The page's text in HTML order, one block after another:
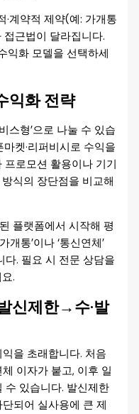
·계약적 제약(예: 가개통
근법이 달라집니다.
익화 모델을 선택하세
익화 전략
스형’으로 나눌 수 있습
켓·리퍼비시로 수익을
프로모션 활용이나 기기
식의 장단점을 비교해
플랫폼에서 시작해 평
개통’이나 ‘통신연체’
다. 필요 시 전문 상담을
.
신제한→수·발
을 초래합니다. 처음
이자가 붙고, 이후 일
수 있습니다. 발신제한
되어 실사용에 큰 제